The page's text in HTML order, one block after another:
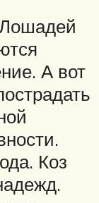
А вот
Коз